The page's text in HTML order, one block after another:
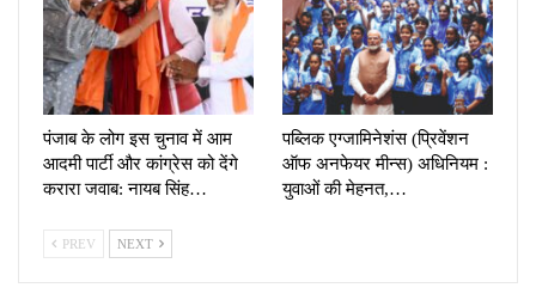
पंजाब के लोग इस चुनाव में आम
आदमी पार्टी और कांग्रेस को देंगे
करारा जवाब: नायब सिंह…
पब्लिक एग्जामिनेशंस (प्रिवेंशन
ऑफ अनफेयर मीन्स) अधिनियम :
युवाओं की मेहनत,…
PREV NEXT